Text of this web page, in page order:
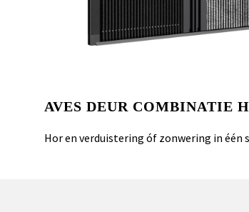
AVES DEUR COMBINATIE
Hor en verduistering óf zonwering in één